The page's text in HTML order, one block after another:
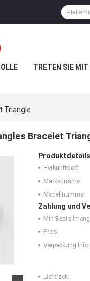
TRETEN SIE
Triangle
Bracelet
Herkunftsort:
Markenname:
Modellnummer:
Zahlung und
Min
Preis:
Verpackung
Lieferzeit: